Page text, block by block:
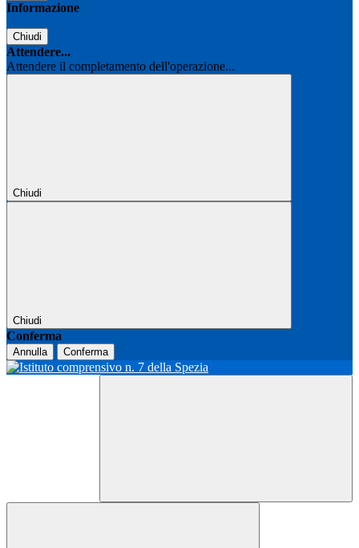
Informazione
Chiudi
Attendere...
Attendere il completamento dell'operazione...
Chiudi
Chiudi
Conferma
Annulla Conferma